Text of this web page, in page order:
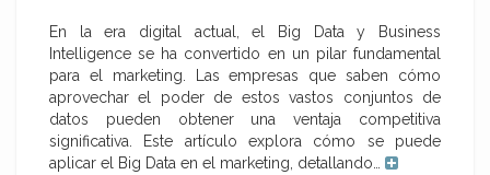
En la era digital actual, el Big Data y Business
Intelligence se ha convertido en un pilar fundamental
para el marketing. Las empresas que saben cómo
aprovechar el poder de estos vastos conjuntos de
datos pueden obtener una ventaja competitiva
significativa. Este artículo explora cómo se puede
aplicar el Big Data en el marketing, detallando…